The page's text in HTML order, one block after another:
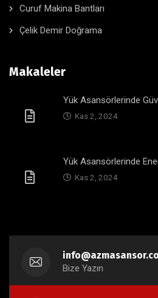
Curuf Makina Bantları
Çelik Demir Doğrama
Makaleler
Yük Asansörlerinde
Kas 2, 2024
Yük Asansörlerinde
Kas 2, 2024
Bize Yazın